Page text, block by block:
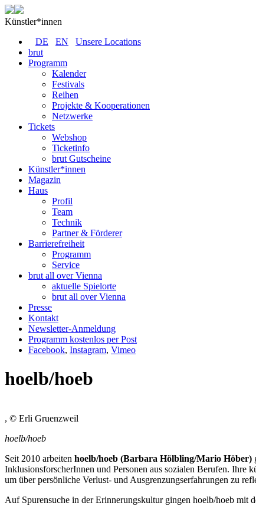
Künstler*innen
DE
EN
Unsere Locations
brut
Programm
Kalender
Festivals
Reihen
Projekte & Kooperationen
Netzwerke
Tickets
Webshop
Ticketinfo
brut Gutscheine
Künstler*innen
Magazin
Haus
Profil
Team
Technik
Partner & Förderer
Barrierefreiheit
Programm
Service
brut all over Vienna
aktuelle Spielorte
brut all over Vienna
Presse
Kontakt
Newsletter-Anmeldung
Programm kostenlos per Post
Facebook, Instagram, Vimeo
hoelb/hoeb
, © Erli Gruenzweil
hoelb/hoeb
Seit 2010 arbeiten hoelb/hoeb (Barbara Hölbling/Mario Höber)
InklusionsforscherInnen und Personen aus sozialen Berufen. Ihre
um über persönliche Verlust- und Ausgrenzungserfahrungen zu
Auf Spurensuche in der Erinnerungskultur gingen hoelb/hoeb mit